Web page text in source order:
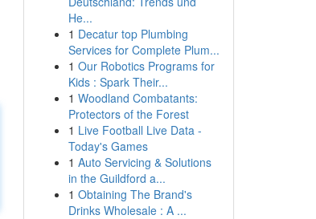
He...
1 Decatur top Plumbing
Services for Complete Plum...
1 Our Robotics Programs for
Kids : Spark Their...
1 Woodland Combatants:
Protectors of the Forest
1 Live Football Live Data -
Today's Games
1 Auto Servicing & Solutions
in the Guildford a...
1 Obtaining The Brand's
Drinks Wholesale : A ...